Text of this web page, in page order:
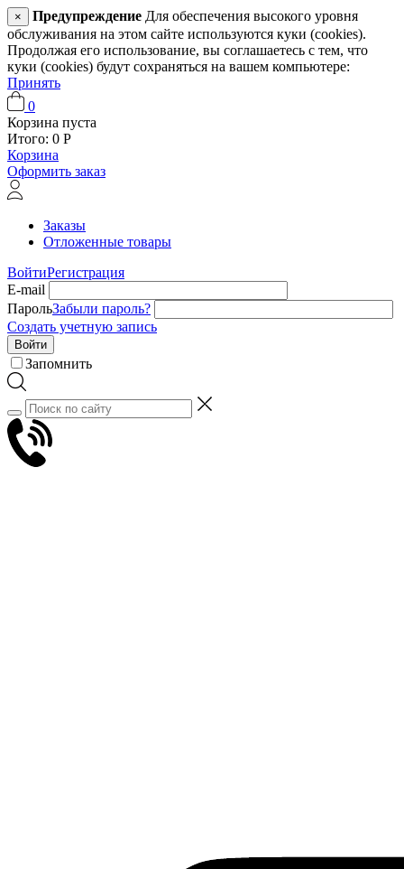
× Предупреждение Для обеспечения высокого уровня
обслуживания на этом сайте используются куки (cookies).
Продолжая его использование, вы соглашаетесь с тем, что
куки (cookies) будут сохраняться на вашем компьютере:
Принять
0
Корзина пуста
Итого: 0 Р
Корзина
Оформить заказ
Заказы
Отложенные товары
ВойтиРегистрация
E-mail
ПарольЗабыли пароль?
Создать учетную запись
Войти
Запомнить